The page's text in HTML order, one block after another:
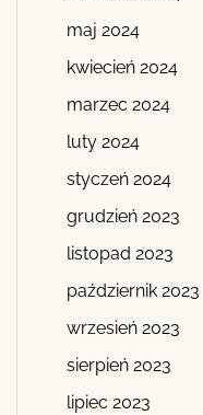
maj 2024
kwiecień 2024
marzec 2024
luty 2024
styczeń 2024
grudzień 2023
listopad 2023
październik 2023
wrzesień 2023
sierpień 2023
lipiec 2023